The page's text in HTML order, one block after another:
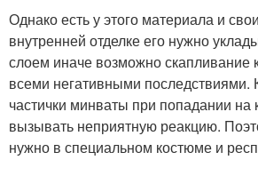
Однако есть у этого материала и
внутренней отделке его нужно
слоем иначе возможно скапливание
всеми негативными последствиями.
частички минваты при попадании на
вызывать неприятную реакцию.
нужно в специальном костюме и